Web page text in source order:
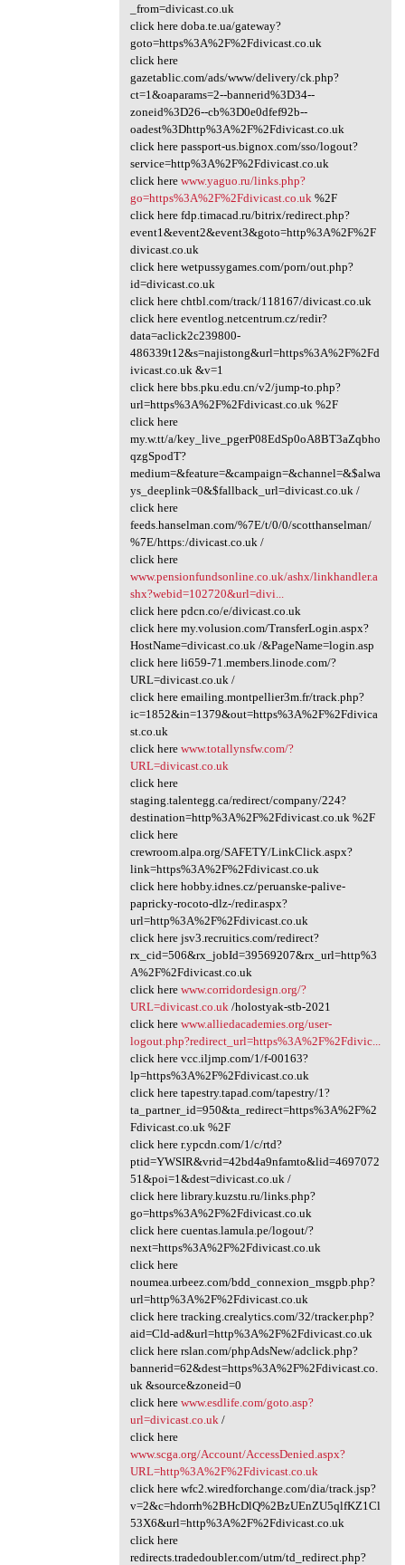
_from=divicast.co.uk
click here doba.te.ua/gateway?
goto=https%3A%2F%2Fdivicast.co.uk
click here
gazetablic.com/ads/www/delivery/ck.php?
ct=1&oaparams=2--bannerid%3D34--
zoneid%3D26--cb%3D0e0dfef92b--
oadest%3Dhttp%3A%2F%2Fdivicast.co.uk
click here passport-us.bignox.com/sso/logout?
service=http%3A%2F%2Fdivicast.co.uk
click here www.yaguo.ru/links.php?
go=https%3A%2F%2Fdivicast.co.uk%2F
click here fdp.timacad.ru/bitrix/redirect.php?
event1&event2&event3&goto=http%3A%2F%2F
divicast.co.uk
click here wetpussygames.com/porn/out.php?
id=divicast.co.uk
click here chtbl.com/track/118167/divicast.co.uk
click here eventlog.netcentrum.cz/redir?
data=aclick2c239800-
486339t12&s=najistong&url=https%3A%2F%2Fd
ivicast.co.uk &v=1
click here bbs.pku.edu.cn/v2/jump-to.php?
url=https%3A%2F%2Fdivicast.co.uk %2F
click here
my.w.tt/a/key_live_pgerP08EdSp0oA8BT3aZqbho
qzgSpodT?
medium=&feature=&campaign=&channel=&$alwa
ys_deeplink=0&$fallback_url=divicast.co.uk /
click here
feeds.hanselman.com/%7E/t/0/0/scotthanselman/
%7E/https:/divicast.co.uk /
click here
www.pensionfundsonline.co.uk/ashx/linkhandler.a
shx?webid=102720&url=divi...
click here pdcn.co/e/divicast.co.uk
click here my.volusion.com/TransferLogin.aspx?
HostName=divicast.co.uk /&PageName=login.asp
click here li659-71.members.linode.com/?
URL=divicast.co.uk /
click here emailing.montpellier3m.fr/track.php?
ic=1852&in=1379&out=https%3A%2F%2Fdivica
st.co.uk
click here www.totallynsfw.com/?
URL=divicast.co.uk
click here
staging.talentegg.ca/redirect/company/224?
destination=http%3A%2F%2Fdivicast.co.uk %2F
click here
crewroom.alpa.org/SAFETY/LinkClick.aspx?
link=https%3A%2F%2Fdivicast.co.uk
click here hobby.idnes.cz/peruanske-palive-
papricky-rocoto-dlz-/redir.aspx?
url=http%3A%2F%2Fdivicast.co.uk
click here jsv3.recruitics.com/redirect?
rx_cid=506&rx_jobId=39569207&rx_url=http%3
A%2F%2Fdivicast.co.uk
click here www.corridordesign.org/?
URL=divicast.co.uk/holostyak-stb-2021
click here www.alliedacademies.org/user-
logout.php?redirect_url=https%3A%2F%2Fdivic...
click here vcc.iljmp.com/1/f-00163?
lp=https%3A%2F%2Fdivicast.co.uk
click here tapestry.tapad.com/tapestry/1?
ta_partner_id=950&ta_redirect=https%3A%2F%2
Fdivicast.co.uk %2F
click here r.ypcdn.com/1/c/rtd?
ptid=YWSIR&vrid=42bd4a9nfamto&lid=4697072
51&poi=1&dest=divicast.co.uk /
click here library.kuzstu.ru/links.php?
go=https%3A%2F%2Fdivicast.co.uk
click here cuentas.lamula.pe/logout/?
next=https%3A%2F%2Fdivicast.co.uk
click here
noumea.urbeez.com/bdd_connexion_msgpb.php?
url=http%3A%2F%2Fdivicast.co.uk
click here tracking.crealytics.com/32/tracker.php?
aid=Cld-ad&url=http%3A%2F%2Fdivicast.co.uk
click here rslan.com/phpAdsNew/adclick.php?
bannerid=62&dest=https%3A%2F%2Fdivicast.co.
uk &source&zoneid=0
click here www.esdlife.com/goto.asp?
url=divicast.co.uk/
click here
www.scga.org/Account/AccessDenied.aspx?
URL=http%3A%2F%2Fdivicast.co.uk
click here wfc2.wiredforchange.com/dia/track.jsp?
v=2&c=hdorrh%2BHcDlQ%2BzUEnZU5qlfKZ1Cl
53X6&url=http%3A%2F%2Fdivicast.co.uk
click here
redirects.tradedoubler.com/utm/td_redirect.php?